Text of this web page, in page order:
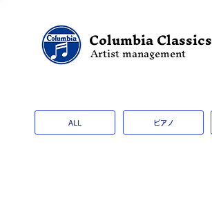
Columbia Classics
Artist management
ALL ピアノ